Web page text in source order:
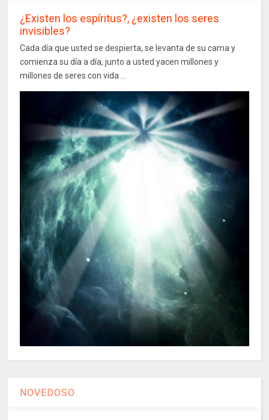
¿Existen los espíritus?, ¿existen los seres
invisibles?
Cada día que usted se despierta, se levanta de su cama y
comienza su día a día, junto a usted yacen millones y
millones de seres con vida ...
NOVEDOSO